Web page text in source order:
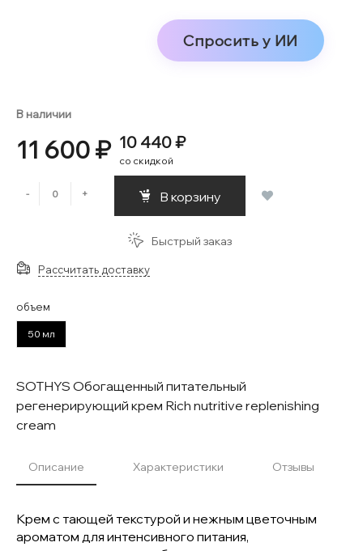
Спросить у ИИ
В наличии
11 600 ₽ 10 440 ₽
со скидкой
- + В корзину
Быстрый заказ
Рассчитать доставку
объем
50 мл
SOTHYS Обогащенный питательный
регенерирующий крем Rich nutritive replenishing
cream
Описание Характеристики Отзывы
Крем с тающей текстурой и нежным цветочным
ароматом для интенсивного питания,